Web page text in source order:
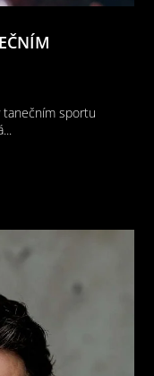
tanečním sportu